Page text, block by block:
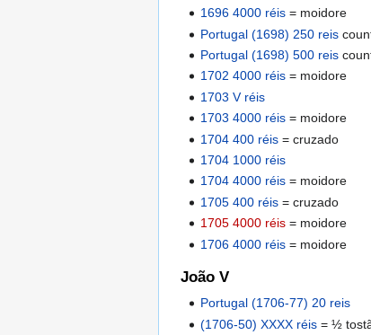
1696 4000 réis = moidore
Portugal (1698) 250 reis
Portugal (1698) 500 reis
1702 4000 réis = moidore
1703 V réis
1703 4000 réis = moidore
1704 400 réis = cruzado
1704 1000 réis
1704 4000 réis = moidore
1705 400 réis = cruzado
1705 4000 réis = moidore
1706 4000 réis = moidore
João V
Portugal (1706-77) 20 reis
(1706-50) XXXX réis = ½